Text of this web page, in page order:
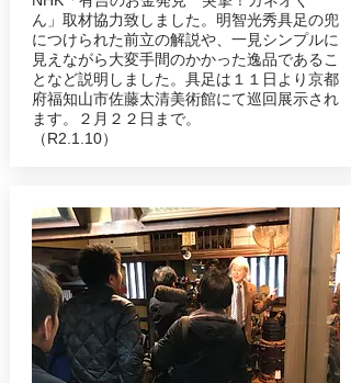
ん」取材協力致しました。明智光秀具足の兜
につけられた前立の解説や、一見シンプルに
見えながら大変手間のかかった逸品であるこ
となど説明しました。具足は１１日より京都
府福知山市佐藤太清美術館にて巡回展示され
ます。２月２２日まで。
（R2.1.10）